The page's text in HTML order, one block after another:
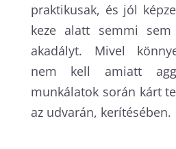
praktikusak, és jól
keze alatt semmi sem
akadályt. Mivel
nem kell amiatt
munkálatok során kárt
az udvarán, kerítésében.